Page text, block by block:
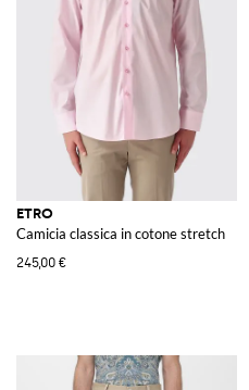
ETRO
Camicia classica in cotone stretch
245,00 €